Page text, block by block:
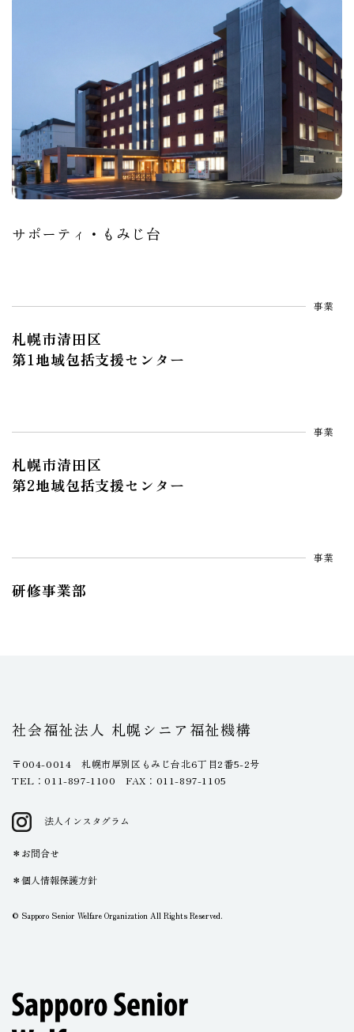
サポーティ・もみじ台
事業
札幌市清田区
第1地域包括支援センター
事業
札幌市清田区
第2地域包括支援センター
事業
研修事業部
社会福祉法人 札幌シニア福祉機構
〒004-0014 札幌市厚別区もみじ台北6丁目2番5-2号
TEL：011-897-1100 FAX：011-897-1105
法人インスタグラム
お問合せ
個人情報保護方針
© Sapporo Senior Welfare Organization All Rights Reserved.